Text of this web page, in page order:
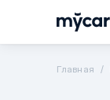
Главная